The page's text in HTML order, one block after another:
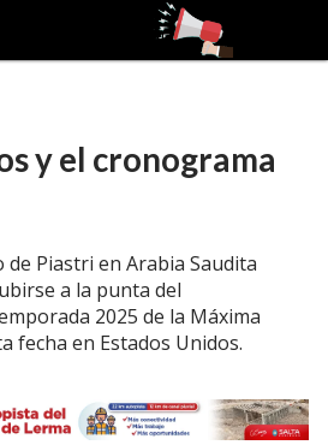
y el cronograma
Piastri en Arabia Saudita
a la punta del
2025 de la Máxima
fecha en Estados Unidos.